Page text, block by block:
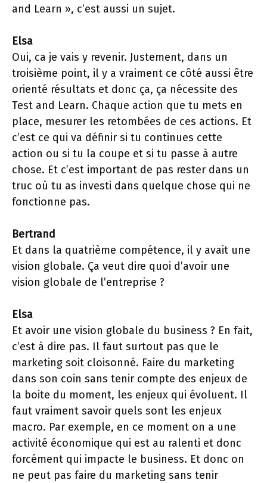
and Learn », c’est aussi un sujet.
Elsa
Oui, ca je vais y revenir. Justement, dans un
troisième point, il y a vraiment ce côté aussi être
orienté résultats et donc ça, ça nécessite des
Test and Learn. Chaque action que tu mets en
place, mesurer les retombées de ces actions. Et
c’est ce qui va définir si tu continues cette
action ou si tu la coupe et si tu passe à autre
chose. Et c’est important de pas rester dans un
truc où tu as investi dans quelque chose qui ne
fonctionne pas.
Bertrand
Et dans la quatrième compétence, il y avait une
vision globale. Ça veut dire quoi d’avoir une
vision globale de l’entreprise ?
Elsa
Et avoir une vision globale du business ? En fait,
c’est à dire pas. Il faut surtout pas que le
marketing soit cloisonné. Faire du marketing
dans son coin sans tenir compte des enjeux de
la boite du moment, les enjeux qui évoluent. Il
faut vraiment savoir quels sont les enjeux
macro. Par exemple, en ce moment on a une
activité économique qui est au ralenti et donc
forcément qui impacte le business. Et donc on
ne peut pas faire du marketing sans tenir